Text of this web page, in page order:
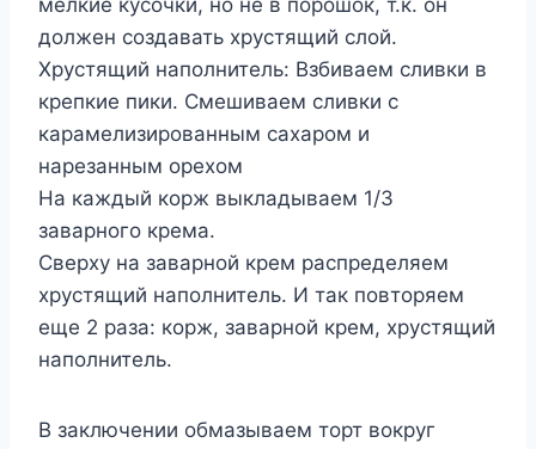
мелкие кусочки, но не в порошок, т.к. он
должен создавать хрустящий слой.
Хрустящий наполнитель: Взбиваем сливки в
крепкие пики. Смешиваем сливки с
карамелизированным сахаром и
нарезанным орехом
На каждый корж выкладываем 1/3
заварного крема.
Сверху на заварной крем распределяем
хрустящий наполнитель. И так повторяем
еще 2 раза: корж, заварной крем, хрустящий
наполнитель.
В заключении обмазываем торт вокруг